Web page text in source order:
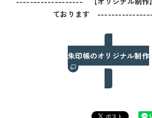
ております
朱印帳のオリジナル制作